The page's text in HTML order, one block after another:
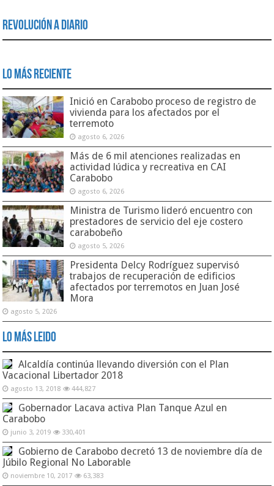
Revolución a Diario
Lo Más Reciente
Inició en Carabobo proceso de registro de
vivienda para los afectados por el
terremoto
agosto 6, 2026
Más de 6 mil atenciones realizadas en
actividad lúdica y recreativa en CAI
Carabobo
agosto 6, 2026
Ministra de Turismo lideró encuentro con
prestadores de servicio del eje costero
carabobeño
agosto 5, 2026
Presidenta Delcy Rodríguez supervisó
trabajos de recuperación de edificios
afectados por terremotos en Juan José
Mora
agosto 5, 2026
Lo Más Leido
Alcaldía continúa llevando diversión con el Plan
Vacacional Libertador 2018
agosto 13, 2018 444,827
Gobernador Lacava activa Plan Tanque Azul en
Carabobo
junio 3, 2019 330,401
Gobierno de Carabobo decretó 13 de noviembre día de
Júbilo Regional No Laborable
noviembre 10, 2017 63,383